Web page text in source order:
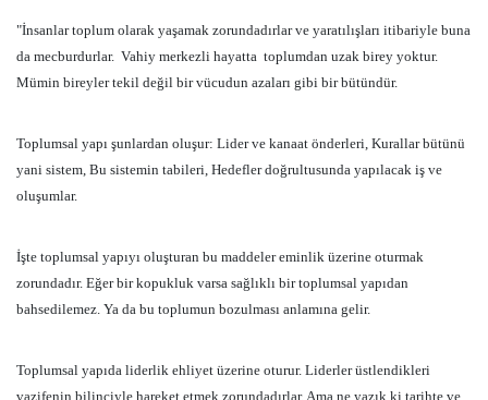
"İnsanlar toplum olarak yaşamak zorundadırlar ve yaratılışları itibariyle buna
da mecburdurlar. Vahiy merkezli hayatta toplumdan uzak birey yoktur.
Mümin bireyler tekil değil bir vücudun azaları gibi bir bütündür.
Toplumsal yapı şunlardan oluşur: Lider ve kanaat önderleri, Kurallar bütünü
yani sistem, Bu sistemin tabileri, Hedefler doğrultusunda yapılacak iş ve
oluşumlar.
İşte toplumsal yapıyı oluşturan bu maddeler eminlik üzerine oturmak
zorundadır. Eğer bir kopukluk varsa sağlıklı bir toplumsal yapıdan
bahsedilemez. Ya da bu toplumun bozulması anlamına gelir.
Toplumsal yapıda liderlik ehliyet üzerine oturur. Liderler üstlendikleri
vazifenin bilinciyle hareket etmek zorundadırlar. Ama ne yazık ki tarihte ve